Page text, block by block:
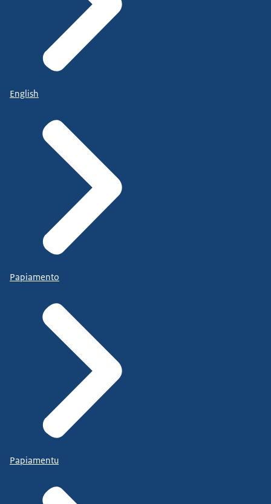
English
Papiamento
Papiamentu